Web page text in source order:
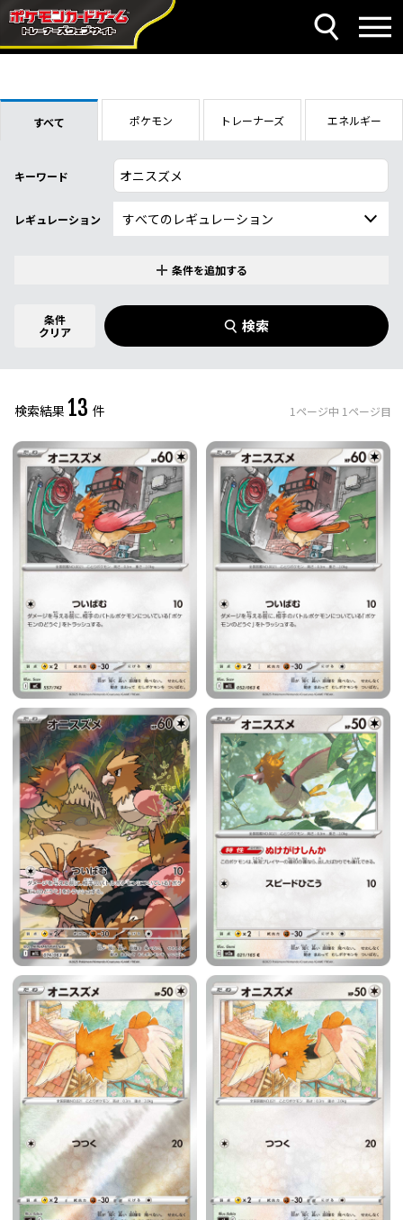
すべて ポケモン トレーナーズ エネルギー
キーワード
レギュレーション
商品名
イラストレーター
レアリティ 0件選択中
ミラー仕様のカード 件選択中
条件を追加する
条件
クリア
検索
検索結果 13 件 1 ページ中 1 ページ目